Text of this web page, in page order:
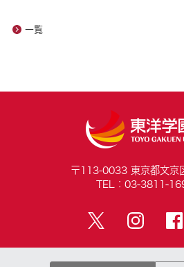
一覧
〒113-0033 東京都文京
TEL：03-3811-